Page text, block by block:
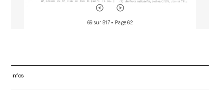
69 sur 817 • Page 62
Infos